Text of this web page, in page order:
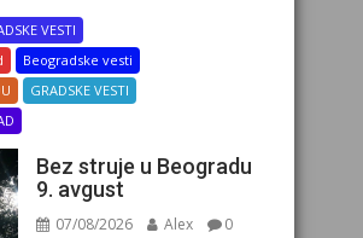
VESTI
Beogradske vesti
GRADSKE VESTI
Bez struje u Beogradu
9. avgust
07/08/2026 Alex 0